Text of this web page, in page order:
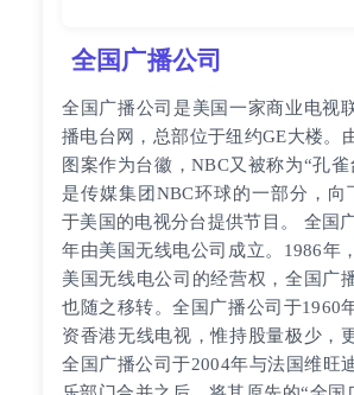
全国广播公司
全国广播公司是美国一家商业电视
播电台网，总部位于纽约GE大楼。
图案作为台徽，NBC又被称为“孔
是传媒集团NBC环球的一部分，向
于美国的电视分台提供节目。 全国
年由美国无线电公司成立。1986年
美国无线电公司的经营权，全国广
也随之移转。全国广播公司于1960
资香港无线电视，惟持股量极少，
全国广播公司于2004年与法国维旺